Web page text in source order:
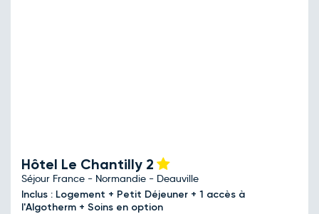
Hôtel Le Chantilly 2
Séjour France - Normandie - Deauville
Inclus : Logement + Petit Déjeuner + 1 accès à
l'Algotherm + Soins en option